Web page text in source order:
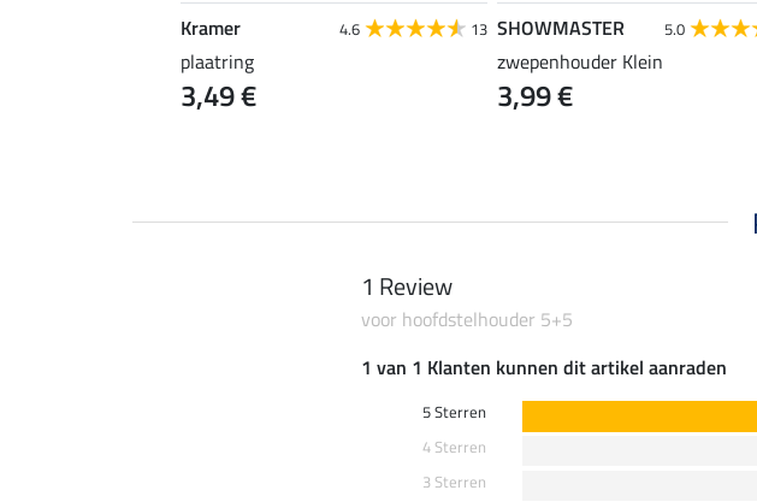
Kramer 4.6 13
plaatring
3,49 €
SHOWMASTER 5.0
zwepenhouder Klein
3,99 €
1 Review
voor hoofdstelhouder 5+5
1 van 1 Klanten kunnen dit artikel aanraden
5 Sterren
4 Sterren
3 Sterren